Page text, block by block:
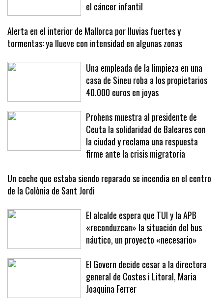
el cáncer infantil
Alerta en el interior de Mallorca por lluvias fuertes y
tormentas: ya llueve con intensidad en algunas zonas
Una empleada de la limpieza en una
casa de Sineu roba a los propietarios
40.000 euros en joyas
Prohens muestra al presidente de
Ceuta la solidaridad de Baleares con
la ciudad y reclama una respuesta
firme ante la crisis migratoria
Un coche que estaba siendo reparado se incendia en el centro
de la Colònia de Sant Jordi
El alcalde espera que TUI y la APB
«reconduzcan» la situación del bus
náutico, un proyecto «necesario»
El Govern decide cesar a la directora
general de Costes i Litoral, Maria
Joaquina Ferrer